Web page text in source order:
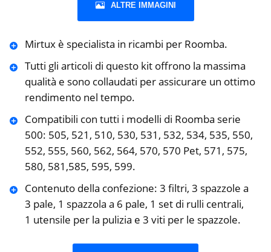
ALTRE IMMAGINI
Mirtux è specialista in ricambi per Roomba.
Tutti gli articoli di questo kit offrono la massima
qualità e sono collaudati per assicurare un ottimo
rendimento nel tempo.
Compatibili con tutti i modelli di Roomba serie
500: 505, 521, 510, 530, 531, 532, 534, 535, 550,
552, 555, 560, 562, 564, 570, 570 Pet, 571, 575,
580, 581,585, 595, 599.
Contenuto della confezione: 3 filtri, 3 spazzole a
3 pale, 1 spazzola a 6 pale, 1 set di rulli centrali,
1 utensile per la pulizia e 3 viti per le spazzole.